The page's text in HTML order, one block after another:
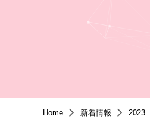
Home 新着情報 2023